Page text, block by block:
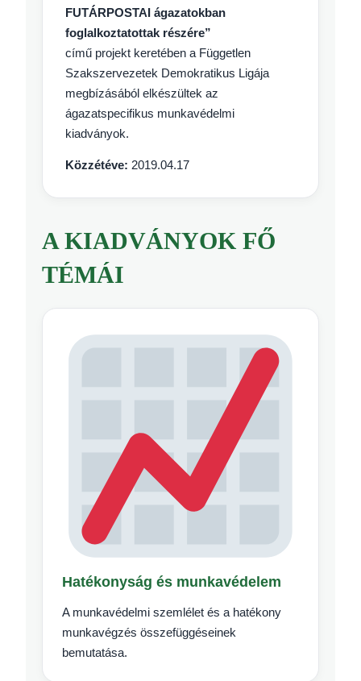
FUTÁRPOSTAI ágazatokban
foglalkoztatottak részére”
című projekt keretében a Független
Szakszervezetek Demokratikus Ligája
megbízásából elkészültek az
ágazatspecifikus munkavédelmi
kiadványok.
Közzétéve: 2019.04.17
A KIADVÁNYOK FŐ
TÉMÁI
Hatékonyság és munkavédelem
A munkavédelmi szemlélet és a hatékony
munkavégzés összefüggéseinek
bemutatása.